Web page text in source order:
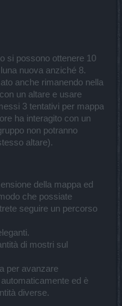
si possono ottenere 10
nuova anziché 8.
anche rimanendo nella
un altare e usare
3 tentativi per mappa
ha interagito con un
non potranno
altare).
della mappa ed
che possiate
seguire un percorso
di mostri sul
per avanzare
ed è
diverse.